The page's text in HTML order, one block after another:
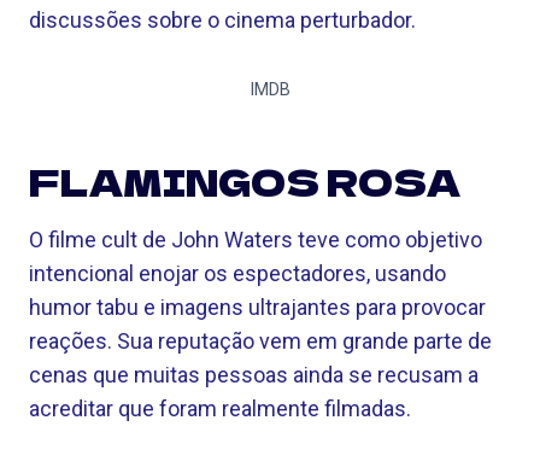
discussões sobre o cinema perturbador.
IMDB
FLAMINGOS ROSA
O filme cult de John Waters teve como objetivo
intencional enojar os espectadores, usando
humor tabu e imagens ultrajantes para provocar
reações. Sua reputação vem em grande parte de
cenas que muitas pessoas ainda se recusam a
acreditar que foram realmente filmadas.